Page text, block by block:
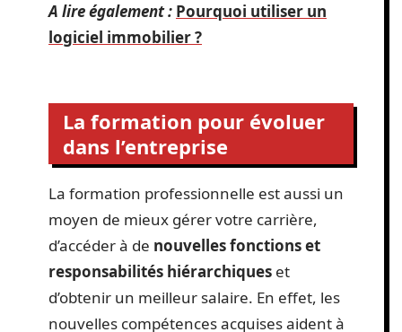
A lire également : Pourquoi utiliser un
logiciel immobilier ?
La formation pour évoluer
dans l’entreprise
La formation professionnelle est aussi un
moyen de mieux gérer votre carrière,
d’accéder à de nouvelles fonctions et
responsabilités hiérarchiques et
d’obtenir un meilleur salaire. En effet, les
nouvelles compétences acquises aident à